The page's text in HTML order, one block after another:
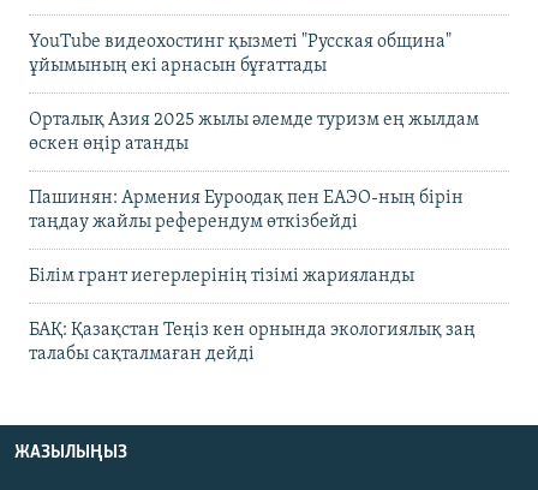
YouTube видеохостинг қызметі "Русская община"
ұйымының екі арнасын бұғаттады
Орталық Азия 2025 жылы әлемде туризм ең жылдам
өскен өңір атанды
Пашинян: Армения Еуроодақ пен ЕАЭО-ның бірін
таңдау жайлы референдум өткізбейді
Білім грант иегерлерінің тізімі жарияланды
БАҚ: Қазақстан Теңіз кен орнында экологиялық заң
талабы сақталмаған дейді
ЖАЗЫЛЫҢЫЗ